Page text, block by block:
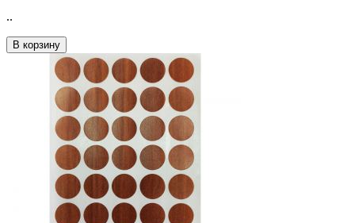
..
В корзину